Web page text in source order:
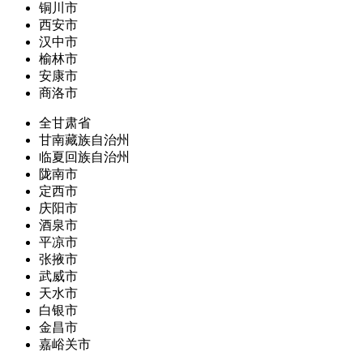
铜川市
西安市
汉中市
榆林市
安康市
商洛市
全甘肃省
甘南藏族自治州
临夏回族自治州
陇南市
定西市
庆阳市
酒泉市
平凉市
张掖市
武威市
天水市
白银市
金昌市
嘉峪关市